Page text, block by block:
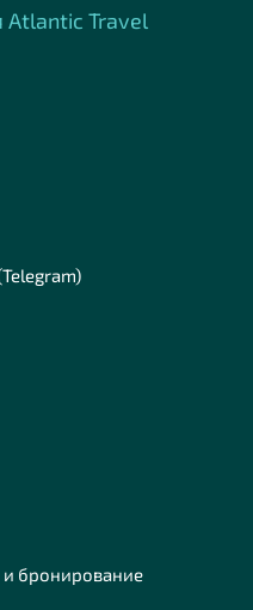
Аtlantic Travel
и бронирование